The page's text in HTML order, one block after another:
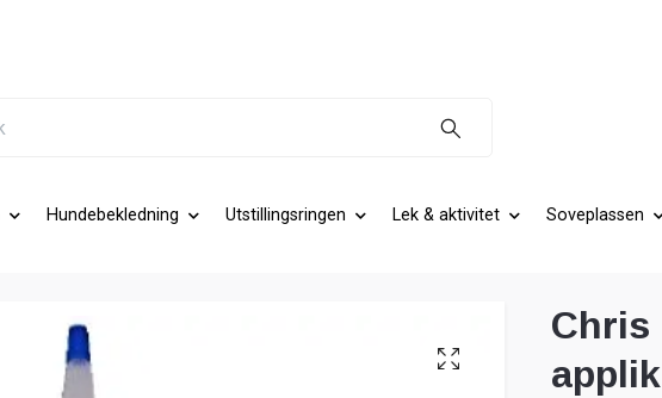
Hundebekledning Utstillingsringen Lek & aktivitet
Soveplassen
Chris